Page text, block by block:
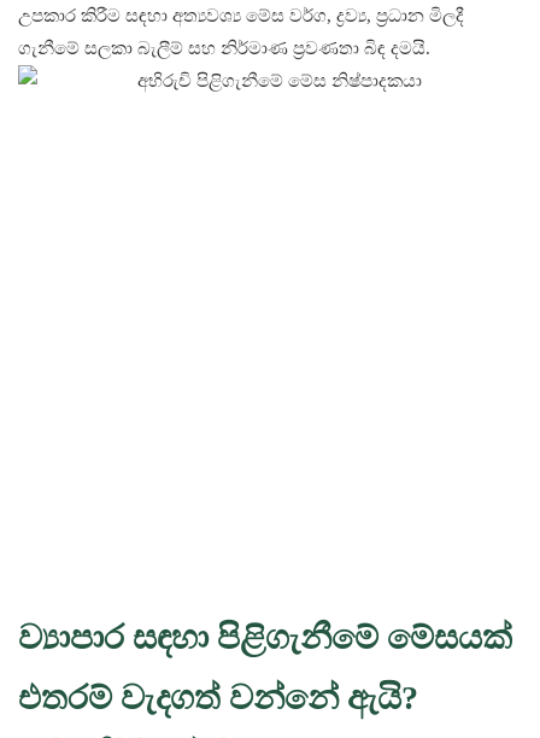
උපකාර කිරීම සඳහා අත්‍යවශ්‍ය මේස වර්ග, ද්‍රව්‍ය, ප්‍රධාන මිලදී
ගැනීමේ සලකා බැලීම් සහ නිර්මාණ ප්‍රවණතා බිඳ දමයි.
ව්‍යාපාර සඳහා පිළිගැනීමේ මේසයක්
එතරම් වැදගත් වන්නේ ඇයි?